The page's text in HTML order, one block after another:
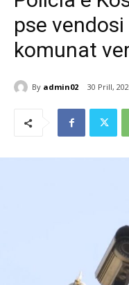
pse
komunat
By admin02 30 Prill,